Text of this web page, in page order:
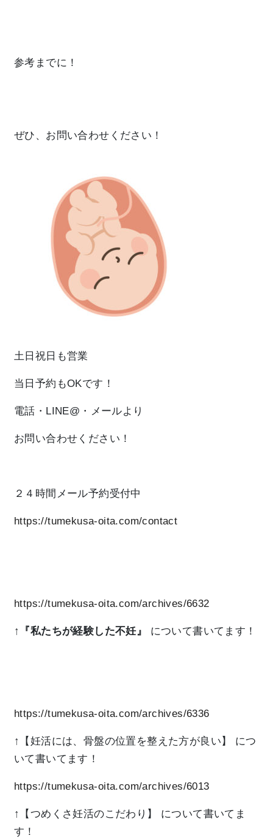
参考までに！
ぜひ、お問い合わせください！
土日祝日 も営業
当日予約 もOKです！
電話・LINE@・メールより
お問い合わせください！
２４時間メール予約受付中
https://tumekusa-oita.com/contact
https://tumekusa-oita.com/archives/6632
↑ 『私たちが経験した不妊』 について書いてます！
https://tumekusa-oita.com/archives/6336
↑【妊活には、骨盤の位置を整えた方が良い】
につ
いて書いてます！
https://tumekusa-oita.com/archives/6013
↑【つめくさ妊活のこだわり】
について書いてま
す！